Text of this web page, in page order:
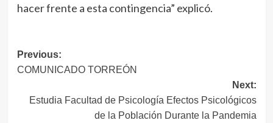
hacer frente a esta contingencia” explicó.
Navegación
de
entradas
Previous:
COMUNICADO TORREÓN
Next:
Estudia Facultad de Psicología Efectos Psicológicos
de la Población Durante la Pandemia